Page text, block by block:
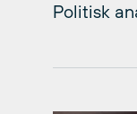
Politisk